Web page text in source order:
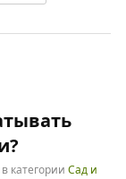
в категории Сад и